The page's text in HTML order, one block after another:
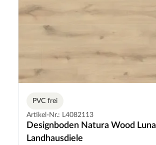
PVC frei
Artikel-Nr.: L4082113
Designboden Natura Wood Luna
Landhausdiele